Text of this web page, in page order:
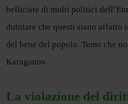
belliciste di molti politici
dubitare che questi siano affatto
del bene del popolo. Temo che
Karaganov.
La violazione del